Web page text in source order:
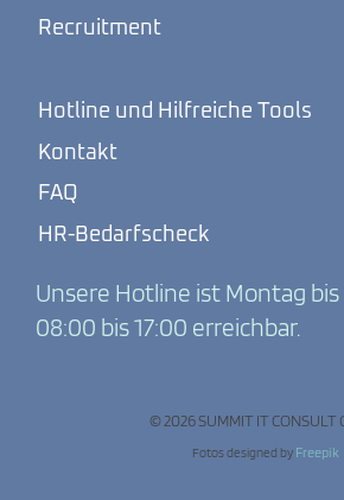
Recruitment
Hotline und Hilfreiche Tools
Kontakt
FAQ
HR-Bedarfscheck
Unsere Hotline ist Montag bis
08:00 bis 17:00 erreichbar.
© 2026 SUMMIT IT CONSULT
Fotos designed by Freepik